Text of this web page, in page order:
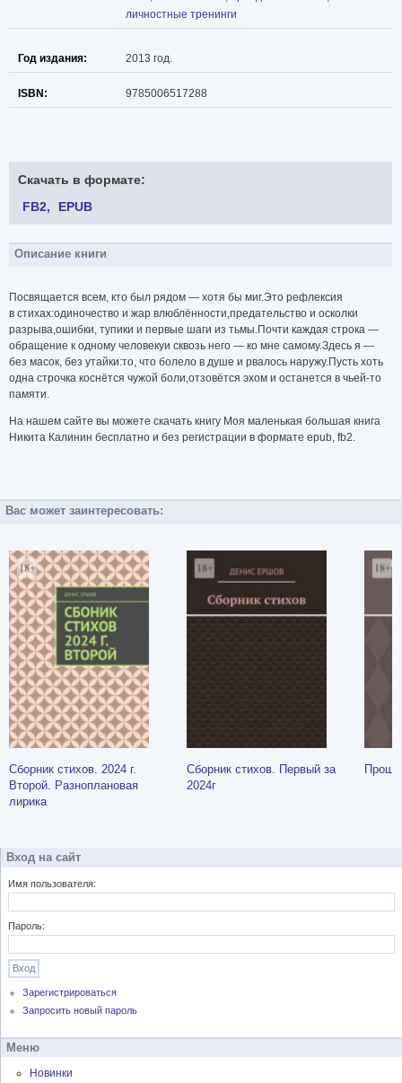
личностные тренинги
Год издания: 2013 год.
ISBN: 9785006517288
Скачать в формате:
FB2
EPUB
Описание книги
Посвящается всем, кто был рядом — хотя бы миг.Это рефлексия
в стихах:одиночество и жар влюблённости,предательство и осколки
разрыва,ошибки, тупики и первые шаги из тьмы.Почти каждая строка —
обращение к одному человекуи сквозь него — ко мне самому.Здесь я —
без масок, без утайки:то, что болело в душе и рвалось наружу.Пусть хоть
одна строчка коснётся чужой боли,отзовётся эхом и останется в чьей-то
памяти.
На нашем сайте вы можете скачать книгу Моя маленькая большая книга
Никита Калинин бесплатно и без регистрации в формате epub, fb2.
Вас может заинтересовать:
Сборник стихов. 2024 г.
Второй. Разноплановая
лирика
Сборник стихов. Первый за
2024г
Вход на сайт
Имя пользователя:
Пароль:
Зарегистрироваться
Запросить новый пароль
Меню
Новинки